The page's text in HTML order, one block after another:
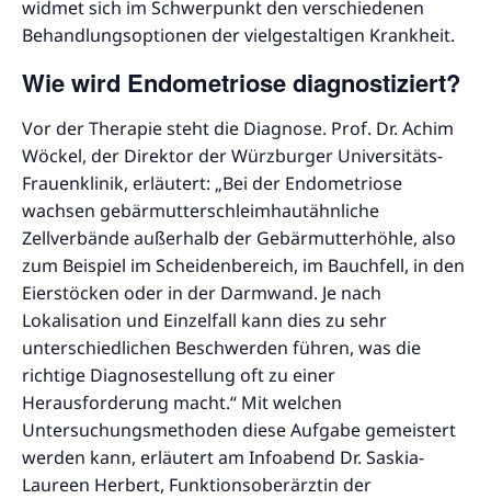
widmet sich im Schwerpunkt den verschiedenen
Behandlungsoptionen der vielgestaltigen Krankheit.
Wie wird Endometriose diagnostiziert?
Vor der Therapie steht die Diagnose. Prof. Dr. Achim
Wöckel, der Direktor der Würzburger Universitäts-
Frauenklinik, erläutert: „Bei der Endometriose
wachsen gebärmutterschleimhautähnliche
Zellverbände außerhalb der Gebärmutterhöhle, also
zum Beispiel im Scheidenbereich, im Bauchfell, in den
Eierstöcken oder in der Darmwand. Je nach
Lokalisation und Einzelfall kann dies zu sehr
unterschiedlichen Beschwerden führen, was die
richtige Diagnosestellung oft zu einer
Herausforderung macht.“ Mit welchen
Untersuchungsmethoden diese Aufgabe gemeistert
werden kann, erläutert am Infoabend Dr. Saskia-
Laureen Herbert, Funktionsoberärztin der